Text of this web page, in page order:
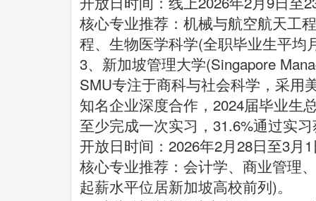
核心专业推荐：机械与航空航天工
程、生物医学科学(全职毕业生平均
3、新加坡管理大学(Singapore
SMU专注于商科与社会科学，采用
知名企业深度合作，2024届毕业生
至少完成一次实习，31.6%通过实
开放日时间：2026年2月28日至3月
核心专业推荐：会计学、商业管理
起薪水平位居新加坡高校前列)。